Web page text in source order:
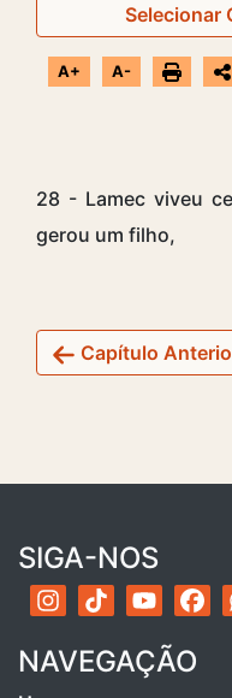
Selecionar
A+ A-
28 - Lamec viveu
gerou um filho,
Capítulo
SIGA-NOS
NAVEGAÇÃO